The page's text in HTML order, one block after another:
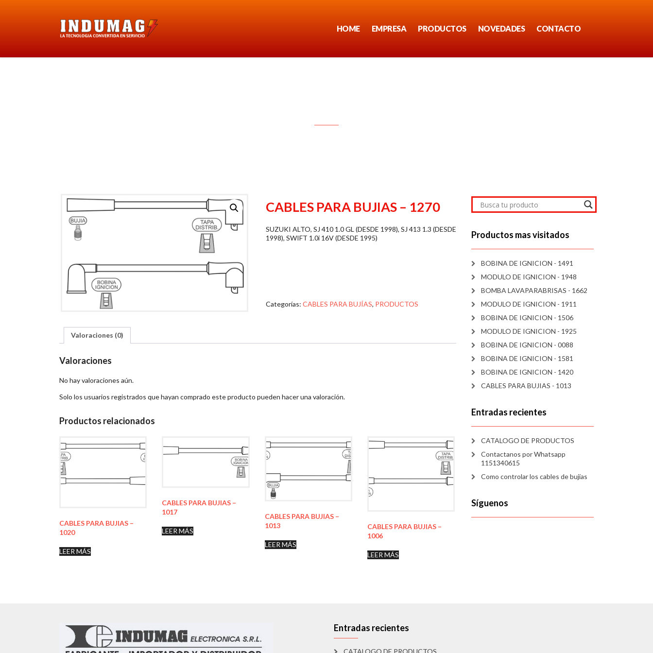
HOME EMPRESA PRODUCTOS NOVEDADES CONTACTO
CABLES PARA BUJIAS – 1270
SUZUKI ALTO, SJ 410 1.0 GL (DESDE 1998), SJ 413 1.3 (DESDE
1998), SWIFT 1.0i 16V (DESDE 1995)
Categorías:CABLES PARA BUJÍAS, PRODUCTOS
Valoraciones (0)
Valoraciones
No hay valoraciones aún.
Solo los usuarios registrados que hayan comprado este producto pueden hacer una valoración.
Productos relacionados
CABLES PARA BUJIAS –
1020
LEER MÁS
CABLES PARA BUJIAS –
1017
LEER MÁS
CABLES PARA BUJIAS –
1013
LEER MÁS
CABLES PARA BUJIAS –
1006
LEER MÁS
Productos mas visitados
BOBINA DE IGNICION - 1491
MODULO DE IGNICION - 1948
BOMBA LAVAPARABRISAS - 1662
MODULO DE IGNICION - 1911
BOBINA DE IGNICION - 1506
MODULO DE IGNICION - 1925
BOBINA DE IGNICION - 0088
BOBINA DE IGNICION - 1581
BOBINA DE IGNICION - 1420
CABLES PARA BUJIAS - 1013
Entradas recientes
CATALOGO DE PRODUCTOS
Contactanos por Whatsapp
1151340615
Como controlar los cables de bujías
Síguenos
Entradas recientes